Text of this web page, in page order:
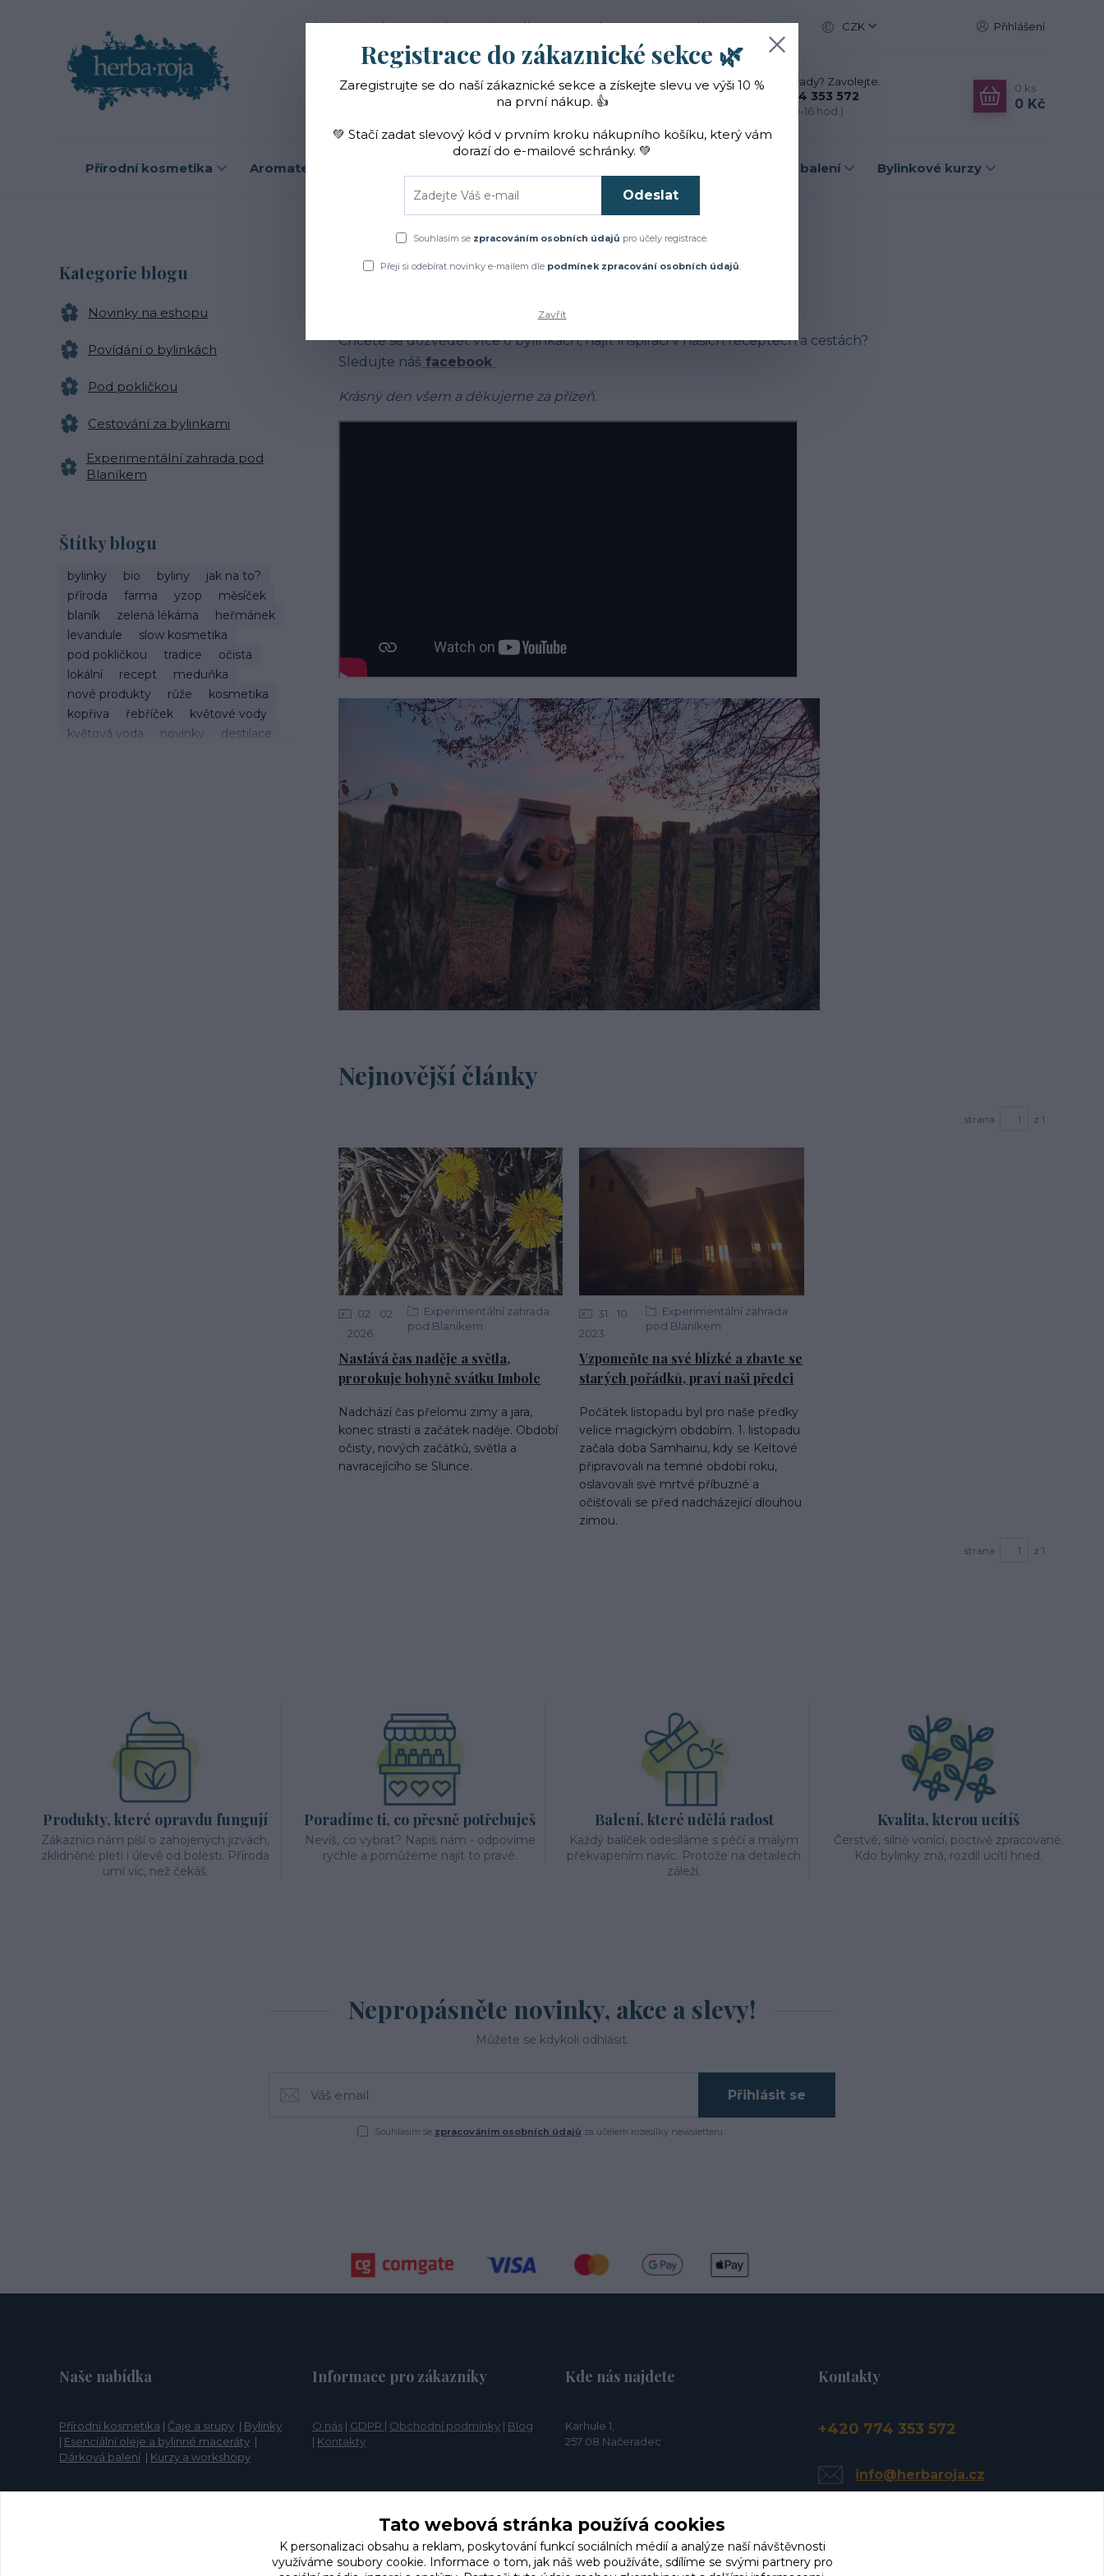
Blog O nás Novinky Vše o nákupu Reference Kontakt CZK Přihlášení
Hledat
Nevíte si rady? Zavolejte.
+420 774 353 572
(Po-Pá, 10-16 hod.)
0 ks
0 Kč
Přírodní kosmetika Aromaterapie Dárková balení Bylinkové kurzy
Úvod Blog
Kategorie blogu
Novinky na eshopu
Povídání o bylinkách
Pod pokličkou
Cestování za bylinkami
Experimentální zahrada pod
Blaníkem
Štítky blogu
bylinky bio byliny
jak na to?
příroda
farma yzop
měsíček
blaník
zelená lékárna
heřmánek
levandule
slow kosmetika
pod pokličkou
tradice
očista
lokální
recept
meduňka
nové produkty
růže
kosmetika
kopřiva
řebříček
květové vody
květová voda
novinky
destilace
Blog
Chcete se dozvědět více o bylinkách, najít inspiraci v našich receptech a cestách?
Sledujte náš facebook
Krásný den všem a děkujeme za přízeň.
Nejnovější články
strana z 1
Nastává čas naděje a světla,
prorokuje bohyně svátku Imbolc
02
02
2026
Experimentální zahrada
pod Blaníkem
Nadchází čas přelomu zimy a jara,
konec strastí a začátek naděje. Období
očisty, nových začátků, světla a
navracejícího se Slunce.
Vzpomeňte na své blízké a zbavte se
starých pořádků, praví naši předci
31
10
2023
Experimentální zahrada
pod Blaníkem
Počátek listopadu byl pro naše předky
velice magickým obdobím. 1. listopadu
začala doba Samhainu, kdy se Keltové
připravovali na temné období roku,
oslavovali své mrtvé příbuzné a
očišťovali se před nadcházející dlouhou
zimou.
strana z 1
Produkty, které opravdu fungují
Zákazníci nám píší o zahojených jizvách,
zklidněné pleti i úlevě od bolesti. Příroda
umí víc, než čekáš.
Poradíme ti, co přesně potřebuješ
Nevíš, co vybrat? Napiš nám - odpovíme
rychle a pomůžeme najít to pravé.
Balení, které udělá radost
Každý balíček odesíláme s péčí a malým
překvapením navíc. Protože na detailech
záleží.
Kvalita, kterou ucítíš
Čerstvé, silně vonící, poctivě zpracované.
Kdo bylinky zná, rozdíl ucítí hned.
Nepropásněte novinky, akce a slevy!
Můžete se kdykoli odhlásit.
Přihlásit se
Souhlasím se zpracováním osobních údajů za účelem rozesílky newsletteru.
Naše nabídka
Přírodní kosmetika | Čaje a sirupy | Bylinky
| Esenciální oleje a bylinné maceráty |
Dárková balení | Kurzy a workshopy
Informace pro zákazníky
O nás | GDPR | Obchodní podmínky | Blog
| Kontakty
Kde nás najdete
Karhule 1,
257 08 Načeradec
Kontakty
+420 774 353 572
info@herbaroja.cz
Registrace do zákaznické sekce 🌿
Zaregistrujte se do naší zákaznické sekce a získejte slevu ve výši 10 %
na první nákup. 👍
💚 Stačí zadat slevový kód v prvním kroku nákupního košíku, který vám
dorazí do e-mailové schránky. 💚
Odeslat
Souhlasím se zpracováním osobních údajů pro účely registrace.
Přeji si odebírat novinky e-mailem dle podmínek zpracování osobních údajů.
Zavřít
Tato webová stránka používá cookies
K personalizaci obsahu a reklam, poskytování funkcí sociálních médií a analýze naší návštěvnosti
využíváme soubory cookie. Informace o tom, jak náš web používáte, sdílíme se svými partnery pro